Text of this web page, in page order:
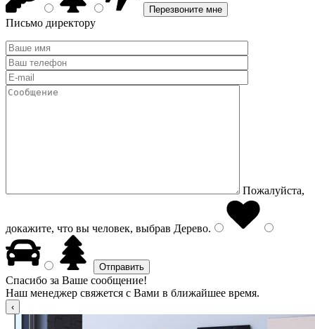
Письмо директору
Пожалуйста,
докажите, что вы человек, выбрав Дерево.
Спасибо за Ваше сообщение!
Наш менеджер свяжется с Вами в ближайшее время.